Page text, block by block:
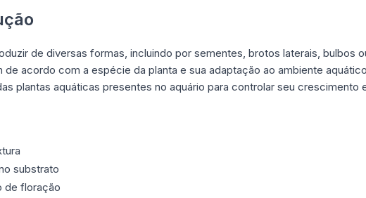
de diversas formas, incluindo por sementes, brotos laterais, bulbos
de acordo com a espécie da planta e sua adaptação ao ambiente
plantas aquáticas presentes no aquário para controlar seu crescimento
substrato
de floração